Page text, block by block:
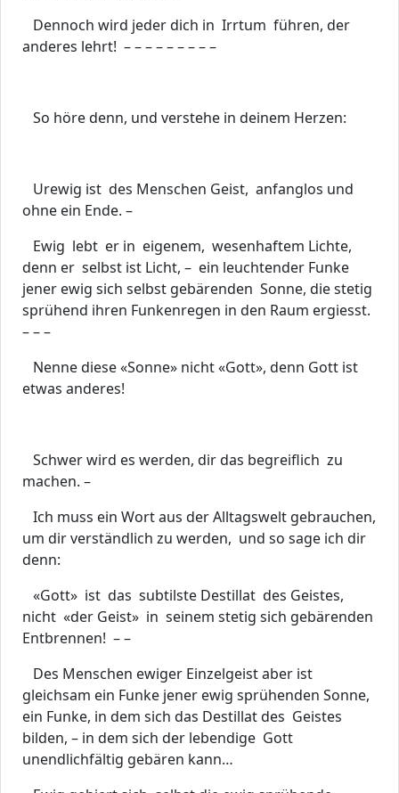
Dennoch wird jeder dich in Irrtum führen, der
anderes lehrt! – – – – – – – – –
So höre denn, und verstehe in deinem Herzen:
Urewig ist des Menschen Geist, anfanglos und
ohne ein Ende. –
Ewig lebt er in eigenem, wesenhaftem Lichte,
denn er selbst ist Licht, – ein leuchtender Funke
jener ewig sich selbst gebärenden Sonne, die stetig
sprühend ihren Funkenregen in den Raum ergiesst.
– – –
Nenne diese «Sonne» nicht «Gott», denn Gott ist
etwas anderes!
Schwer wird es werden, dir das begreiflich zu
machen. –
Ich muss ein Wort aus der Alltagswelt gebrauchen,
um dir verständlich zu werden, und so sage ich dir
denn:
«Gott» ist das subtilste Destillat des Geistes,
nicht «der Geist» in seinem stetig sich gebärenden
Entbrennen! – –
Des Menschen ewiger Einzelgeist aber ist
gleichsam ein Funke jener ewig sprühenden Sonne,
ein Funke, in dem sich das Destillat des Geistes
bilden, – in dem sich der lebendige Gott
unendlichfältig gebären kann…